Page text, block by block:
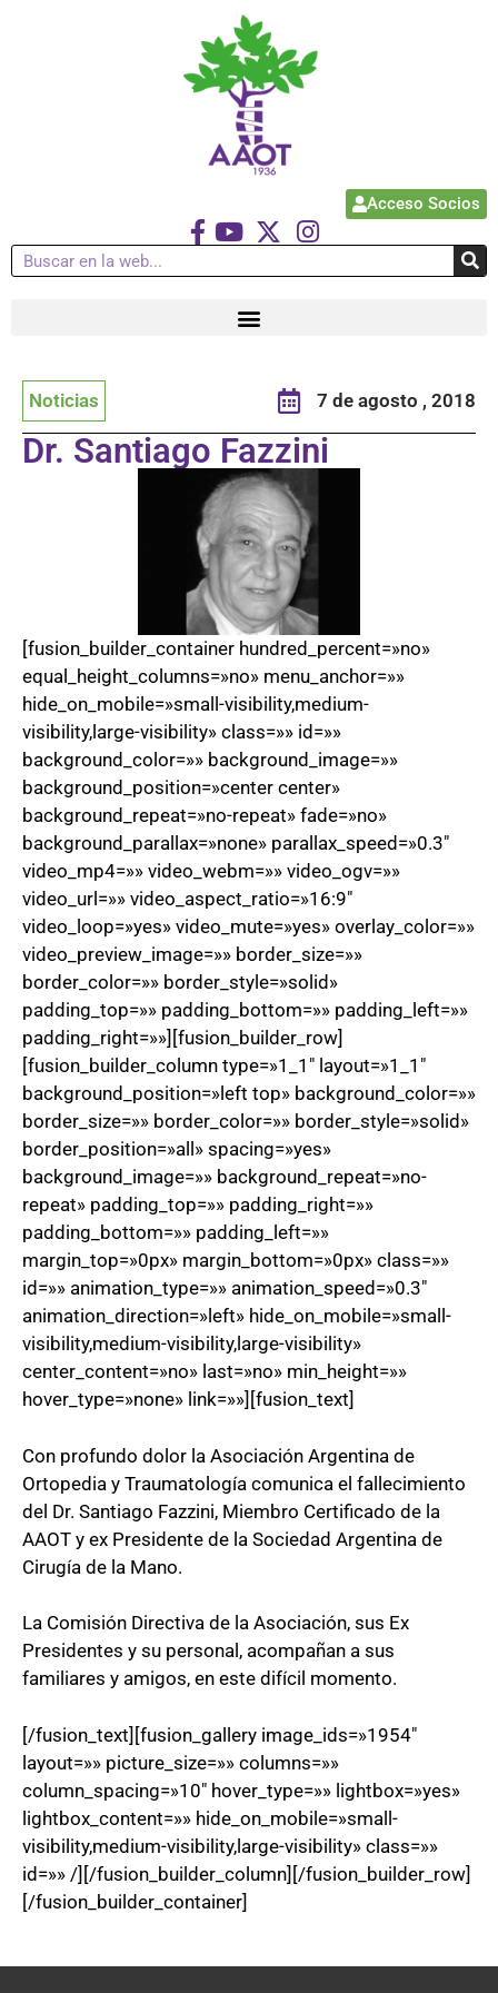
Acceso Socios
Noticias 7 de agosto , 2018
Dr. Santiago Fazzini
[fusion_builder_container hundred_percent=»no»
equal_height_columns=»no» menu_anchor=»»
hide_on_mobile=»small-visibility,medium-
visibility,large-visibility» class=»» id=»»
background_color=»» background_image=»»
background_position=»center center»
background_repeat=»no-repeat» fade=»no»
background_parallax=»none» parallax_speed=»0.3″
video_mp4=»» video_webm=»» video_ogv=»»
video_url=»» video_aspect_ratio=»16:9″
video_loop=»yes» video_mute=»yes» overlay_color=»»
video_preview_image=»» border_size=»»
border_color=»» border_style=»solid»
padding_top=»» padding_bottom=»» padding_left=»»
padding_right=»»][fusion_builder_row]
[fusion_builder_column type=»1_1″ layout=»1_1″
background_position=»left top» background_color=»»
border_size=»» border_color=»» border_style=»solid»
border_position=»all» spacing=»yes»
background_image=»» background_repeat=»no-
repeat» padding_top=»» padding_right=»»
padding_bottom=»» padding_left=»»
margin_top=»0px» margin_bottom=»0px» class=»»
id=»» animation_type=»» animation_speed=»0.3″
animation_direction=»left» hide_on_mobile=»small-
visibility,medium-visibility,large-visibility»
center_content=»no» last=»no» min_height=»»
hover_type=»none» link=»»][fusion_text]
Con profundo dolor la Asociación Argentina de
Ortopedia y Traumatología comunica el fallecimiento
del Dr. Santiago Fazzini, Miembro Certificado de la
AAOT y ex Presidente de la Sociedad Argentina de
Cirugía de la Mano.
La Comisión Directiva de la Asociación, sus Ex
Presidentes y su personal, acompañan a sus
familiares y amigos, en este difícil momento.
[/fusion_text][fusion_gallery image_ids=»1954″
layout=»» picture_size=»» columns=»»
column_spacing=»10″ hover_type=»» lightbox=»yes»
lightbox_content=»» hide_on_mobile=»small-
visibility,medium-visibility,large-visibility» class=»»
id=»» /][/fusion_builder_column][/fusion_builder_row]
[/fusion_builder_container]